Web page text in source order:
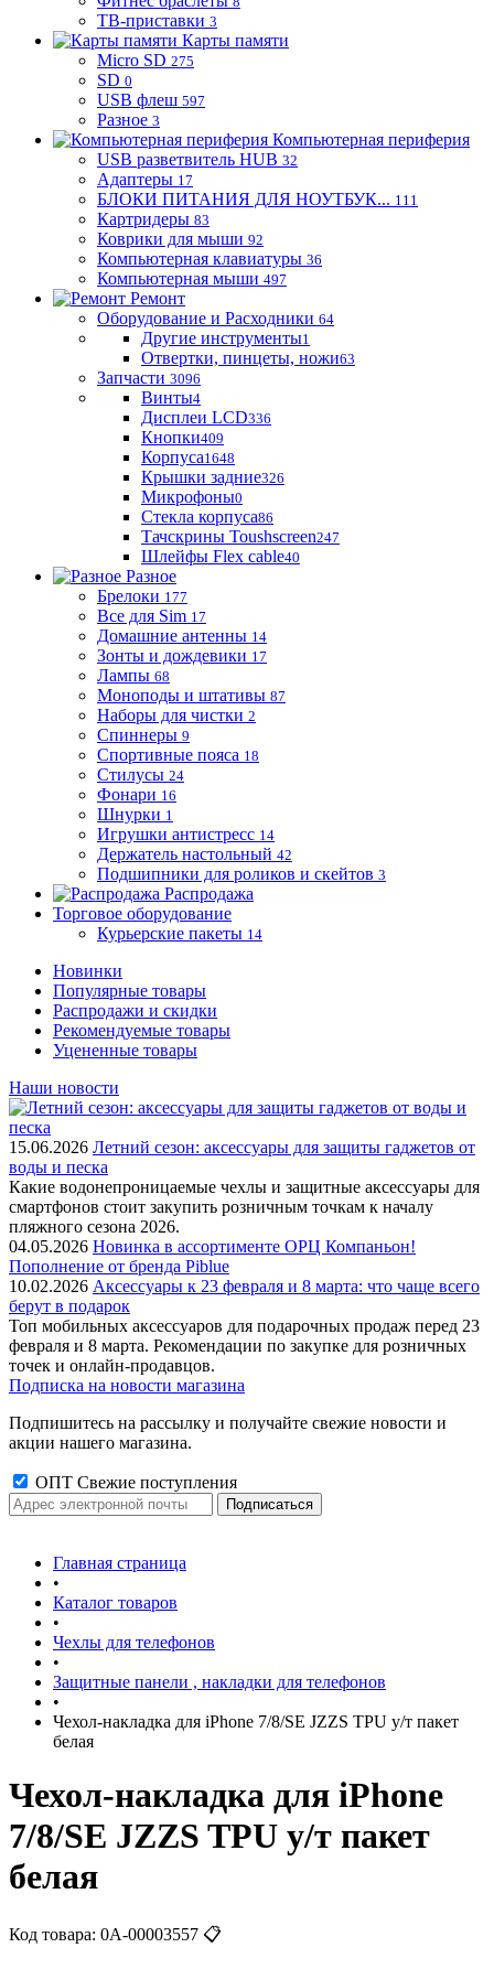
ТВ-приставки 3
Карты памяти
Micro SD 275
SD 0
USB флеш 597
Разное 3
Компьютерная периферия
USB разветвитель HUB 32
Адаптеры 17
БЛОКИ ПИТАНИЯ ДЛЯ НОУТБУК... 111
Картридеры 83
Коврики для мыши 92
Компьютерная клавиатуры 36
Компьютерная мыши 497
Ремонт
Оборудование и Расходники 64
Другие инструменты1
Отвертки, пинцеты, ножи63
Запчасти 3096
Винты4
Дисплеи LCD336
Кнопки409
Корпуса1648
Крышки задние326
Микрофоны0
Стекла корпуса86
Тачскрины Toushscreen247
Шлейфы Flex cable40
Разное
Брелоки 177
Все для Sim 17
Домашние антенны 14
Зонты и дождевики 17
Лампы 68
Моноподы и штативы 87
Наборы для чистки 2
Спиннеры 9
Спортивные пояса 18
Стилусы 24
Фонари 16
Шнурки 1
Игрушки антистресс 14
Держатель настольный 42
Подшипники для роликов и скейтов 3
Распродажа
Торговое оборудование
Курьерские пакеты 14
Новинки
Популярные товары
Распродажи и скидки
Рекомендуемые товары
Уцененные товары
Наши новости
15.06.2026 Летний сезон: аксессуары для защиты гаджетов от
воды и песка
Какие водонепроницаемые чехлы и защитные аксессуары для
смартфонов стоит закупить розничным точкам к началу
пляжного сезона 2026.
04.05.2026 Новинка в ассортименте OРЦ Компаньон!
Пополнение от бренда Piblue
10.02.2026 Аксессуары к 23 февраля и 8 марта: что чаще всего
берут в подарок
Топ мобильных аксессуаров для подарочных продаж перед 23
февраля и 8 марта. Рекомендации по закупке для розничных
точек и онлайн-продавцов.
Подписка на новости магазина
Подпишитесь на рассылку и получайте свежие новости и
акции нашего магазина.
ОПТ Свежие поступления
Главная страница
•
Каталог товаров
•
Чехлы для телефонов
•
Защитные панели , накладки для телефонов
•
Чехол-накладка для iPhone 7/8/SE JZZS TPU у/т пакет
белая
Чехол-накладка для iPhone
7/8/SE JZZS TPU у/т пакет
белая
Код товара: 0А-00003557 📋